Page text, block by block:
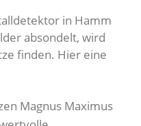
in Hamm
absondelt, wird
finden. Hier eine
Magnus Maximus